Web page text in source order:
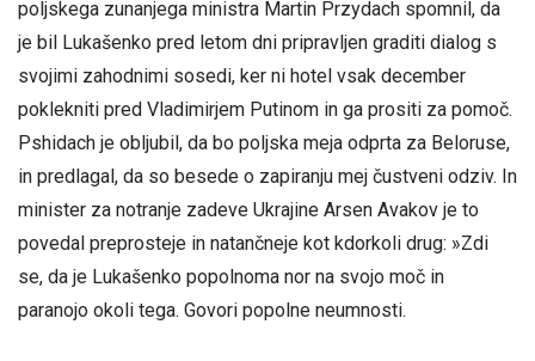
poljskega zunanjega ministra Martin Przydach spomnil, da
je bil Lukašenko pred letom dni pripravljen graditi dialog s
svojimi zahodnimi sosedi, ker ni hotel vsak december
poklekniti pred Vladimirjem Putinom in ga prositi za pomoč.
Pshidach je obljubil, da bo poljska meja odprta za Beloruse,
in predlagal, da so besede o zapiranju mej čustveni odziv. In
minister za notranje zadeve Ukrajine Arsen Avakov je to
povedal preprosteje in natančneje kot kdorkoli drug: »Zdi
se, da je Lukašenko popolnoma nor na svojo moč in
paranojo okoli tega. Govori popolne neumnosti.